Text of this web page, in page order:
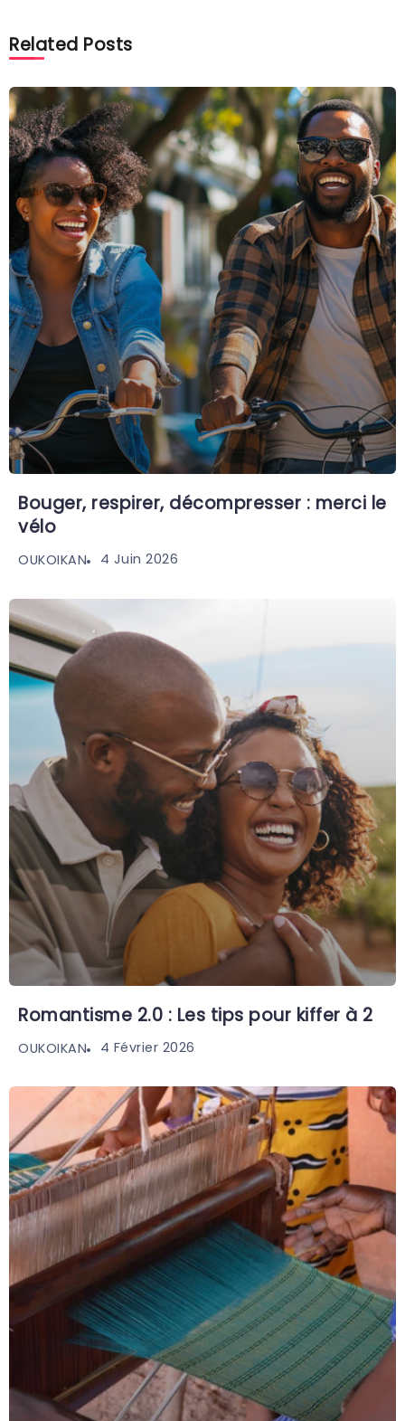
Related Posts
Bouger, respirer, décompresser : merci le
vélo
OUKOIKAN 4 Juin 2026
Romantisme 2.0 : Les tips pour kiffer à 2
OUKOIKAN 4 Février 2026